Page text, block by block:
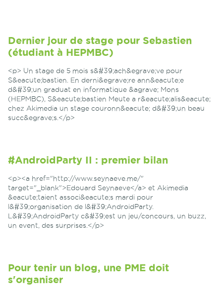
Dernier jour de stage pour Sebastien
(étudiant à HEPMBC)
<p> Un stage de 5 mois s&#39;ach&egrave;ve pour
S&eacute;bastien. En derni&egrave;re ann&eacute;e
d&#39;un graduat en informatique &agrave; Mons
(HEPMBC), S&eacute;bastien Meute a r&eacute;alis&eacute;
chez Akimedia un stage couronn&eacute; d&#39;un beau
succ&egrave;s.</p>
#AndroidParty II : premier bilan
<p><a href="http://www.seynaeve.me/"
target="_blank">Edouard Seynaeve</a> et Akimedia
&eacute;taient associ&eacute;s mardi pour
l&#39;organisation de l&#39;AndroidParty.
L&#39;AndroidParty c&#39;est un jeu/concours, un buzz,
un event, des surprises.</p>
Pour tenir un blog, une PME doit
s'organiser